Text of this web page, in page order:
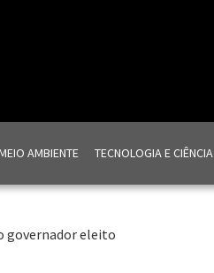
AMBIENTE TECNOLOGIA E CIÊNCIA
governador eleito